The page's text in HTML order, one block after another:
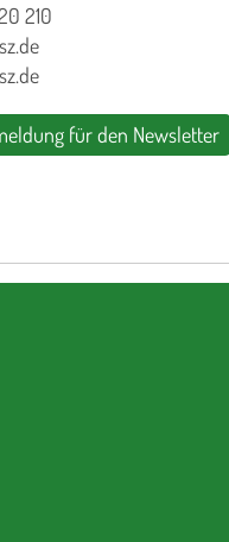
210
für den Newsletter